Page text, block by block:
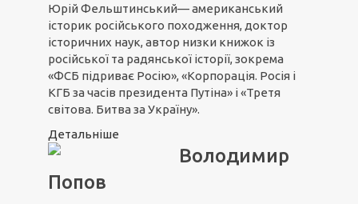
Юрій Фельштинський— американський
історик російського походження, доктор
історичних наук, автор низки книжок із
російської та радянської історії, зокрема
«ФСБ підриває Росію», «Корпорація. Росія і
КГБ за часів президента Путіна» і «Третя
світова. Битва за Україну».
Детальніше
Володимир
Попов